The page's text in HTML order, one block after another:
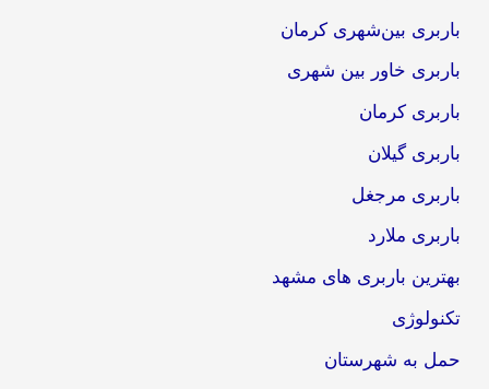
باربری بین‌شهری کرمان
باربری خاور بین شهری
باربری کرمان
باربری گیلان
باربری مرجغل
باربری ملارد
بهترین باربری های مشهد
تکنولوژی
حمل به شهرستان